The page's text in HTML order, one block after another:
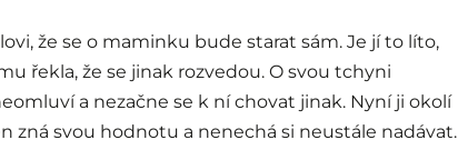
že se o maminku bude starat sám. Je jí to líto,
řekla, že se jinak rozvedou. O svou tchyni
a nezačne se k ní chovat jinak. Nyní ji okolí
zná svou hodnotu a nenechá si neustále nadávat.